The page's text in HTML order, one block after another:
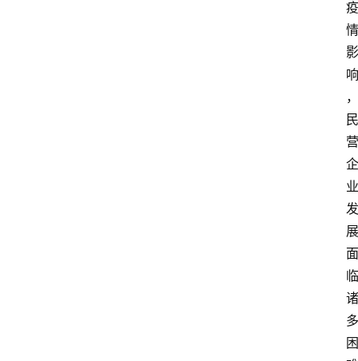
疫
情
影
响
，
民
营
企
业
发
展
面
临
诸
多
困